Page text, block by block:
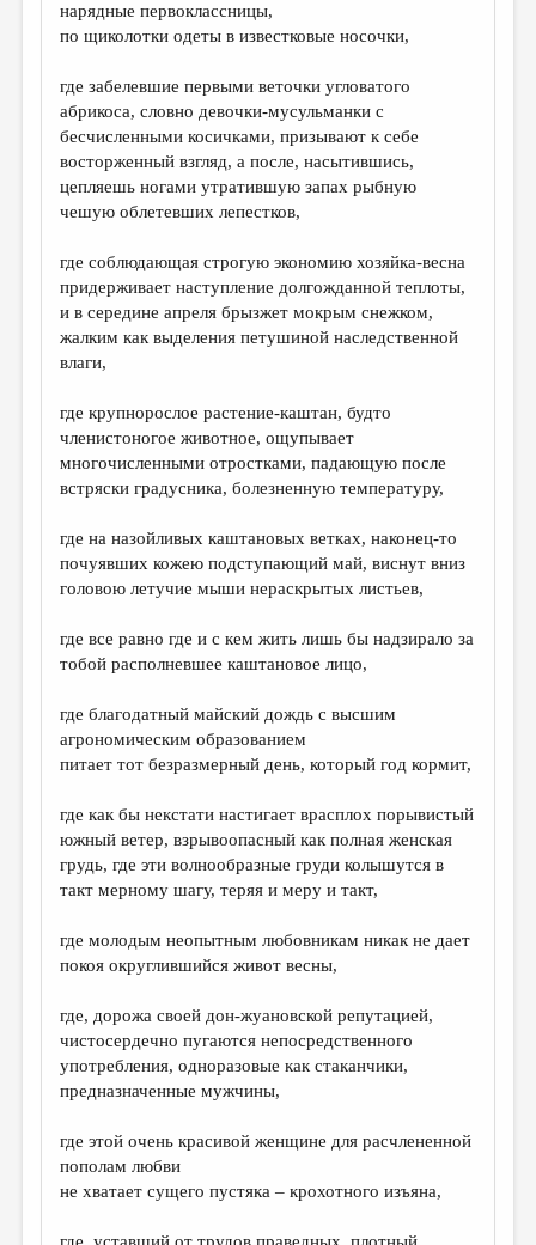
нарядные первоклассницы,
по щиколотки одеты в известковые носочки,
где забелевшие первыми веточки угловатого
абрикоса, словно девочки-мусульманки с
бесчисленными косичками, призывают к себе
восторженный взгляд, а после, насытившись,
цепляешь ногами утратившую запах рыбную
чешую облетевших лепестков,
где соблюдающая строгую экономию хозяйка-весна
придерживает наступление долгожданной теплоты,
и в середине апреля брызжет мокрым снежком,
жалким как выделения петушиной наследственной
влаги,
где крупнорослое растение-каштан, будто
членистоногое животное, ощупывает
многочисленными отростками, падающую после
встряски градусника, болезненную температуру,
где на назойливых каштановых ветках, наконец-то
почуявших кожею подступающий май, виснут вниз
головою летучие мыши нераскрытых листьев,
где все равно где и с кем жить лишь бы надзирало за
тобой располневшее каштановое лицо,
где благодатный майский дождь с высшим
агрономическим образованием
питает тот безразмерный день, который год кормит,
где как бы некстати настигает врасплох порывистый
южный ветер, взрывоопасный как полная женская
грудь, где эти волнообразные груди колышутся в
такт мерному шагу, теряя и меру и такт,
где молодым неопытным любовникам никак не дает
покоя округлившийся живот весны,
где, дорожа своей дон-жуановской репутацией,
чистосердечно пугаются непосредственного
употребления, одноразовые как стаканчики,
предназначенные мужчины,
где этой очень красивой женщине для расчлененной
пополам любви
не хватает сущего пустяка – крохотного изъяна,